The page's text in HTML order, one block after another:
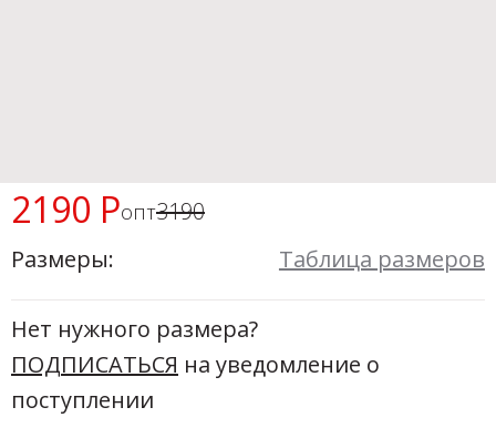
опт
2190 Р
3190
Размеры:
Таблица размеров
Нет нужного размера?
ПОДПИСАТЬСЯ на уведомление о
поступлении